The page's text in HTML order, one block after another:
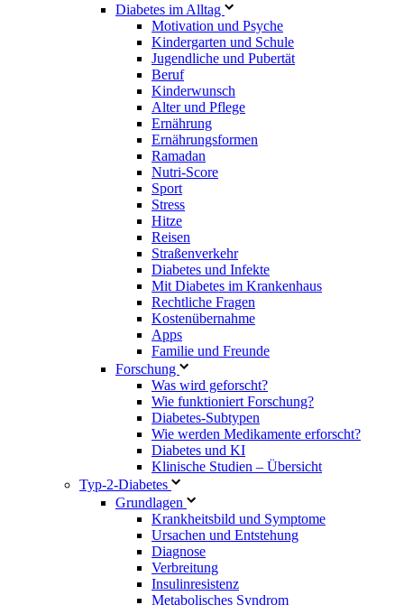
Diabetes im Alltag
Motivation und Psyche
Kindergarten und Schule
Jugendliche und Pubertät
Beruf
Kinderwunsch
Alter und Pflege
Ernährung
Ernährungsformen
Ramadan
Nutri-Score
Sport
Stress
Hitze
Reisen
Straßenverkehr
Diabetes und Infekte
Mit Diabetes im Krankenhaus
Rechtliche Fragen
Kostenübernahme
Apps
Familie und Freunde
Forschung
Was wird geforscht?
Wie funktioniert Forschung?
Diabetes-Subtypen
Wie werden Medikamente erforscht?
Diabetes und KI
Klinische Studien – Übersicht
Typ-2-Diabetes
Grundlagen
Krankheitsbild und Symptome
Ursachen und Entstehung
Diagnose
Verbreitung
Insulinresistenz
Metabolisches Syndrom